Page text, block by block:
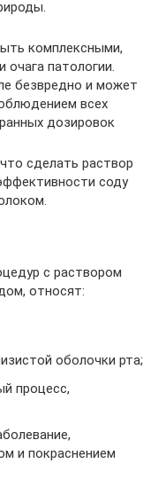
комплексными,
патологии.
безвредно и может
всех
дозировок
сделать раствор
соду
с раствором
относят:
оболочки рта;
процесс,
и покраснением